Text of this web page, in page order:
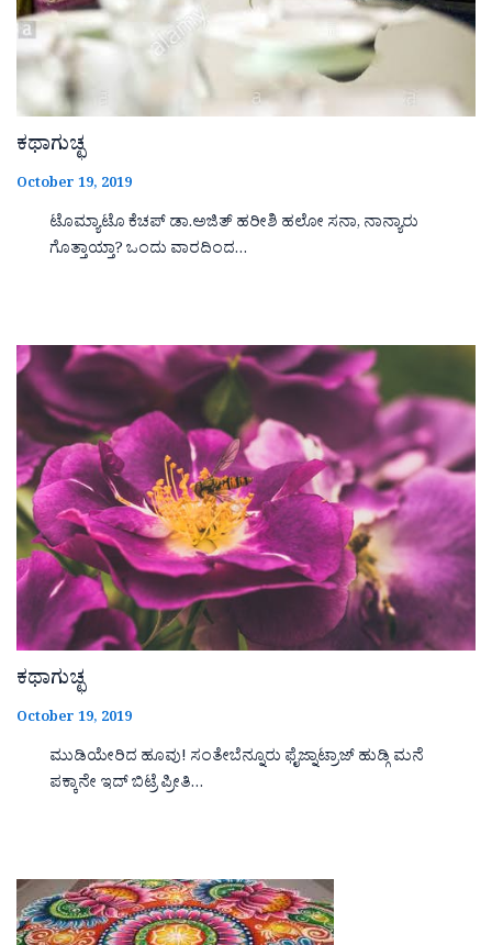
ಕಥಾಗುಚ್ಛ
October 19, 2019
ಟೊಮ್ಯಾಟೊ ಕೆಚಪ್ ಡಾ.ಅಜಿತ್ ಹರೀಶಿ ಹಲೋ ಸನಾ, ನಾನ್ಯಾರು
ಗೊತ್ತಾಯ್ತಾ? ಒಂದು ವಾರದಿಂದ…
ಕಥಾಗುಚ್ಛ
October 19, 2019
ಮುಡಿಯೇರಿದ ಹೂವು! ಸಂತೇಬೆನ್ನೂರು ಫೈಜ್ನಾಟ್ರಾಜ್ ಹುಡ್ಗಿ ಮನೆ
ಪಕ್ಕಾನೇ ಇದ್ ಬಿಟ್ರೆ ಪ್ರೀತಿ…